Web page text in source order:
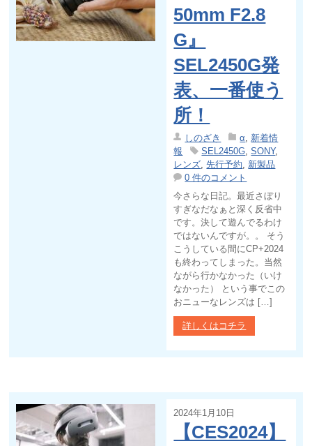
50mm F2.8
G』
SEL2450G発
表、一番使う
所！
しのざき α, 新着情
報
SEL2450G,SONY,
レンズ,先行予約, 新製品
0 件のコメント
今さらな日記。最近さぼり
すぎなだなぁと深く反省中
です。決して遊んでるわけ
ではないんですが。。 そう
こうしている間にCP+2024
も終わってしまった。当然
ながら行かなかった（いけ
なかった） という事でこの
おニューなレンズは […]
詳しくはコチラ
2024年1月10日
【CES2024】